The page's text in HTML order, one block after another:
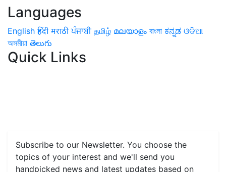
Languages
English हिंदी मराठी ਪੰਜਾਬੀ தமிழ் മലയാളം বাংলা ಕನ್ನಡ ଓଡିଆ
অসমীয়া తెలుగు
Quick Links
Subscribe to our Newsletter. You choose the
topics of your interest and we'll send you
handpicked news and latest updates based on